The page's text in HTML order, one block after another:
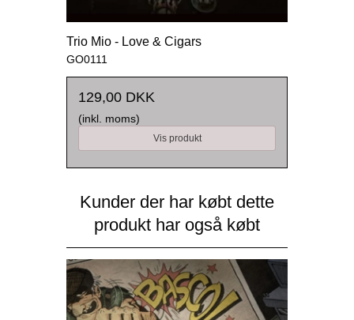
Trio Mio - Love & Cigars
GO0111
129,00 DKK
(inkl. moms)
Vis produkt
Kunder der har købt dette
produkt har også købt